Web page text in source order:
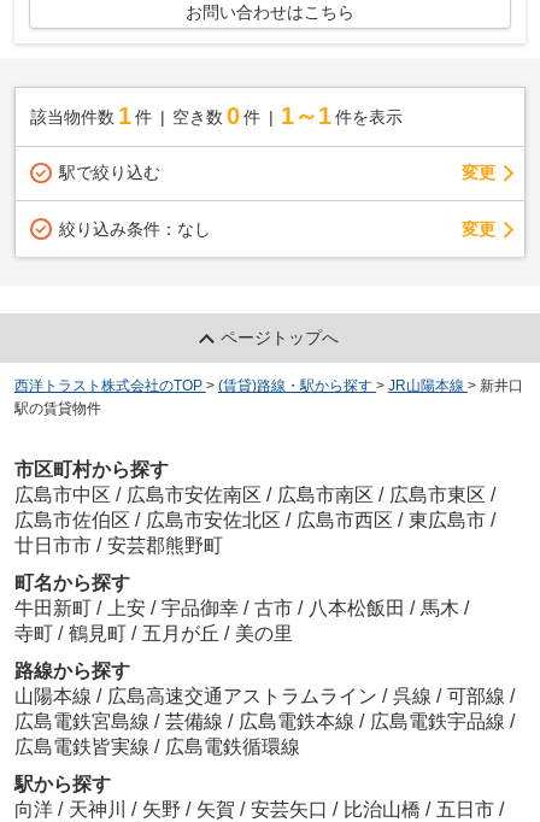
お問い合わせはこちら
該当物件数 1件 空き数 0 件 1～1 件を表示
駅で絞り込む 変更
絞り込み条件： なし 変更
ページトップへ
西洋トラスト株式会社のTOP > (賃貸)路線・駅から探す > JR山陽本線 > 新井口
駅の賃貸物件
市区町村から探す
広島市中区 / 広島市安佐南区 / 広島市南区 / 広島市東区 /
広島市佐伯区 / 広島市安佐北区 / 広島市西区 / 東広島市 /
廿日市市 / 安芸郡熊野町
町名から探す
牛田新町 / 上安 / 宇品御幸 / 古市 / 八本松飯田 / 馬木 /
寺町 / 鶴見町 / 五月が丘 / 美の里
路線から探す
山陽本線 / 広島高速交通アストラムライン / 呉線 / 可部線 /
広島電鉄宮島線 / 芸備線 / 広島電鉄本線 / 広島電鉄宇品線 /
広島電鉄皆実線 / 広島電鉄循環線
駅から探す
向洋 / 天神川 / 矢野 / 矢賀 / 安芸矢口 / 比治山橋 / 五日市 /